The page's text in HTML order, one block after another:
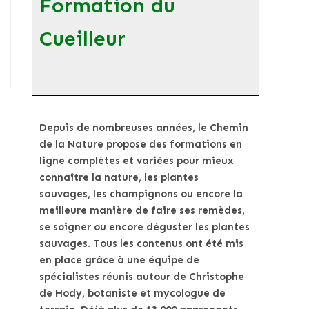
Formation du
Cueilleur
Depuis de nombreuses années, le Chemin
de la Nature propose des formations en
ligne complètes et variées pour mieux
connaître la nature, les plantes
sauvages, les champignons ou encore la
meilleure manière de faire ses remèdes,
se soigner ou encore déguster les plantes
sauvages. Tous les contenus ont été mis
en place grâce à une équipe de
spécialistes réunis autour de Christophe
de Hody, botaniste et mycologue de